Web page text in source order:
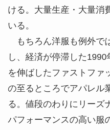
ける。大量生産・大量消
いる。
もちろん洋服も例外で
し、経済が停滞した
を伸ばしたファストファ
の至るところでアパレル
る。値段のわりにリーズ
パフォーマンスの高い服